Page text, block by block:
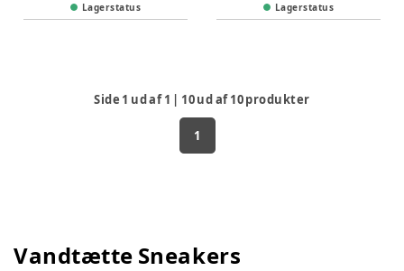
Lagerstatus Lagerstatus
Side 1 ud af1 | 10ud af10produkter
1
Vandtætte Sneakers